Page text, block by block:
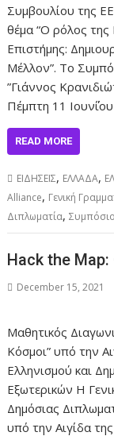
Συμβουλίου της
θέμα “Ο ρόλος
Επιστήμης:
Μέλλον”. Το
”Γιάννος
Πέμπτη 11
READ MORE
ΕΙΔΗΣΕΙΣ, ΕΛΛΑΔΑ,
Alliance, Γενική
Διπλωματία,Συμπόσιο
Hack the
December 15, 2021
Μαθητικός
Κόσμοι” υπό την
Ελληνισμού και
Εξωτερικών Η
Δημόσιας
υπό την Αιγίδα